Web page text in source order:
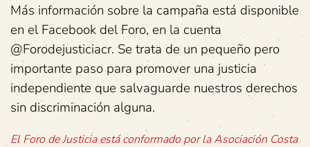
Más información sobre la campaña está disponible
en el Facebook del Foro, en la cuenta
@Forodejusticiacr. Se trata de un pequeño pero
importante paso para promover una justicia
independiente que salvaguarde nuestros derechos
sin discriminación alguna.
El Foro de Justicia está conformado por la Asociación Costa